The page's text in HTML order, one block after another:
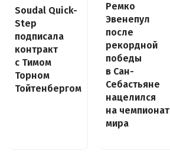
Soudal Quick-
Step
подписала
контракт
с Тимом
Торном
Тойтенбергом
Ремко
Эвенепул
после
рекордной
победы
в Сан-
Себастьяне
нацелился
на чемпионат
мира